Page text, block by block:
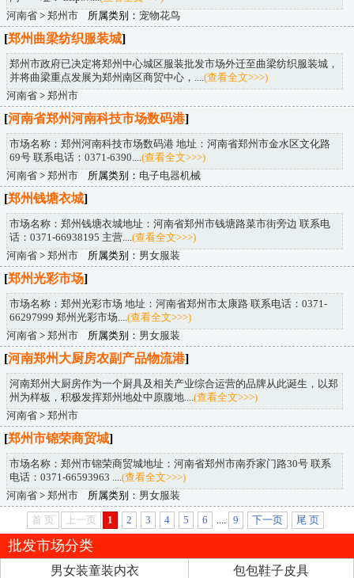
河南省 > 郑州市 所属类别： 宠物花鸟
[郑州曲梁纺织服装城]
郑州市政府已决定将郑州中心城区服装批发市场外迁至曲梁纺织服装城，
并将曲梁重点发展为郑州南区商贸中心，.... (查看全文>>>)
河南省 > 郑州市
[河南省郑州河南科技市场数码港]
市场名称：郑州河南科技市场数码港 地址：河南省郑州市金水区文化路
69号 联系电话：0371-6390.... (查看全文>>>)
河南省 > 郑州市 所属类别： 电子电器机械
[郑州钱塘衣城]
市场名称：郑州钱塘衣城地址：河南省郑州市钱塘路菜市街旁边 联系电
话：0371-66938195 主营.... (查看全文>>>)
河南省 > 郑州市 所属类别： 男女服装
[郑州光彩市场]
市场名称：郑州光彩市场 地址：河南省郑州市太康路 联系电话：0371-
66297999 郑州光彩市场.... (查看全文>>>)
河南省 > 郑州市 所属类别： 男女服装
[河南郑州大厨房农副产品物流港]
河南郑州大厨房作为一个厨具及相关产业综合运营的品牌从此诞生，以郑
州为样板，积极发挥郑州地处中原腹地.... (查看全文>>>)
河南省 > 郑州市
[郑州市锦荣商贸城]
市场名称：郑州市锦荣商贸城地址：河南省郑州市南乔家门路30号 联系
电话：0371-66593963 .... (查看全文>>>)
河南省 > 郑州市 所属类别： 男女服装
首 页 上一页 1 2 3 4 5 6 9 下一页 尾 页
批发市场分类
男女装童装内衣
包包鞋子皮具